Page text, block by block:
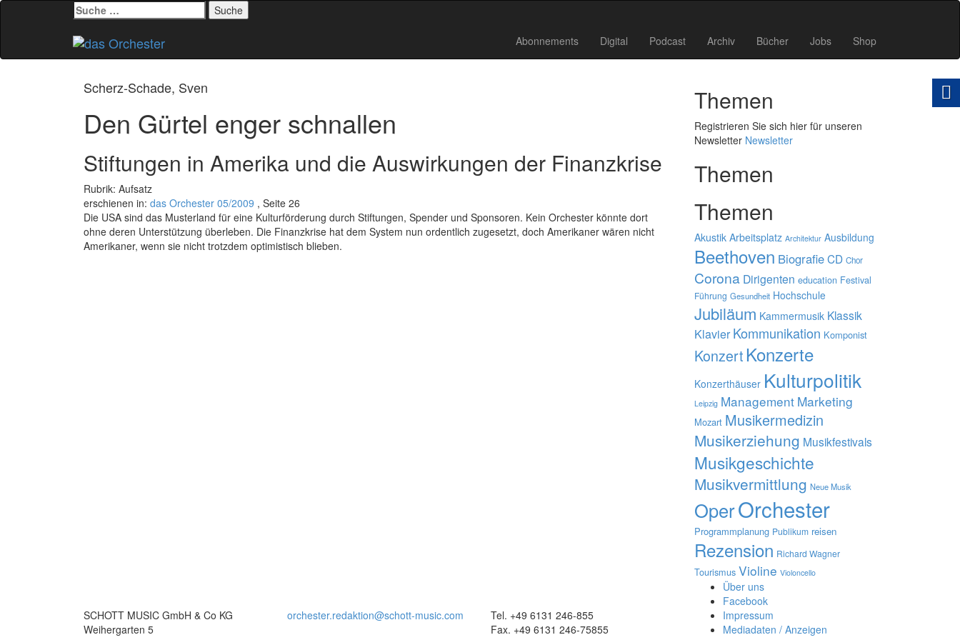
Suche
nach:
springen
Abonnements Digital Podcast Archiv Bücher Jobs Shop
Scherz-Schade, Sven
Den Gürtel enger schnallen
Stiftungen in Amerika und die Auswirkungen der Finanzkrise
Rubrik: Aufsatz
erschienen in: das Orchester 05/2009 , Seite 26
Die USA sind das Musterland für eine Kulturförderung durch Stiftungen, Spender und Sponsoren. Kein Orchester könnte dort
ohne deren Unterstützung überleben. Die Finanzkrise hat dem System nun ordentlich zugesetzt, doch Amerikaner wären nicht
Amerikaner, wenn sie nicht trotzdem optimistisch blieben.
Themen
Registrieren Sie sich hier für unseren
Newsletter Newsletter
Themen
Themen
Akustik Arbeitsplatz Architektur Ausbildung
Beethoven BiografieCD Chor
Corona Dirigenten education Festival
Führung Gesundheit Hochschule
Jubiläum Kammermusik Klassik
Klavier Kommunikation Komponist
Konzert Konzerte
Konzerthäuser Kulturpolitik
Leipzig Management Marketing
Mozart Musikermedizin
Musikerziehung Musikfestivals
Musikgeschichte
Musikvermittlung Neue Musik
OperOrchester
Programmplanung Publikum reisen
Rezension Richard Wagner
Tourismus Violine Violoncello
SCHOTT MUSIC GmbH & Co KG
Weihergarten 5
orchester.redaktion@schott-music.com
Tel. +49 6131 246-855
Fax. +49 6131 246-75855
Über uns
Facebook
Impressum
Mediadaten / Anzeigen